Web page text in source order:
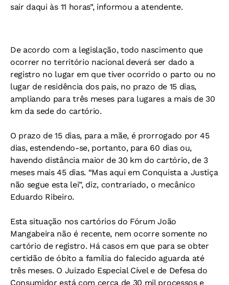
sair daqui às 11 horas”, informou a atendente.
De acordo com a legislação, todo nascimento que
ocorrer no território nacional deverá ser dado a
registro no lugar em que tiver ocorrido o parto ou no
lugar de residência dos pais, no prazo de 15 dias,
ampliando para três meses para lugares a mais de 30
km da sede do cartório.
O prazo de 15 dias, para a mãe, é prorrogado por 45
dias, estendendo-se, portanto, para 60 dias ou,
havendo distância maior de 30 km do cartório, de 3
meses mais 45 dias. “Mas aqui em Conquista a Justiça
não segue esta lei”, diz, contrariado, o mecânico
Eduardo Ribeiro.
Esta situação nos cartórios do Fórum João
Mangabeira não é recente, nem ocorre somente no
cartório de registro. Há casos em que para se obter
certidão de óbito a família do falecido aguarda até
três meses. O Juizado Especial Cível e de Defesa do
Consumidor está com cerca de 30 mil processos e